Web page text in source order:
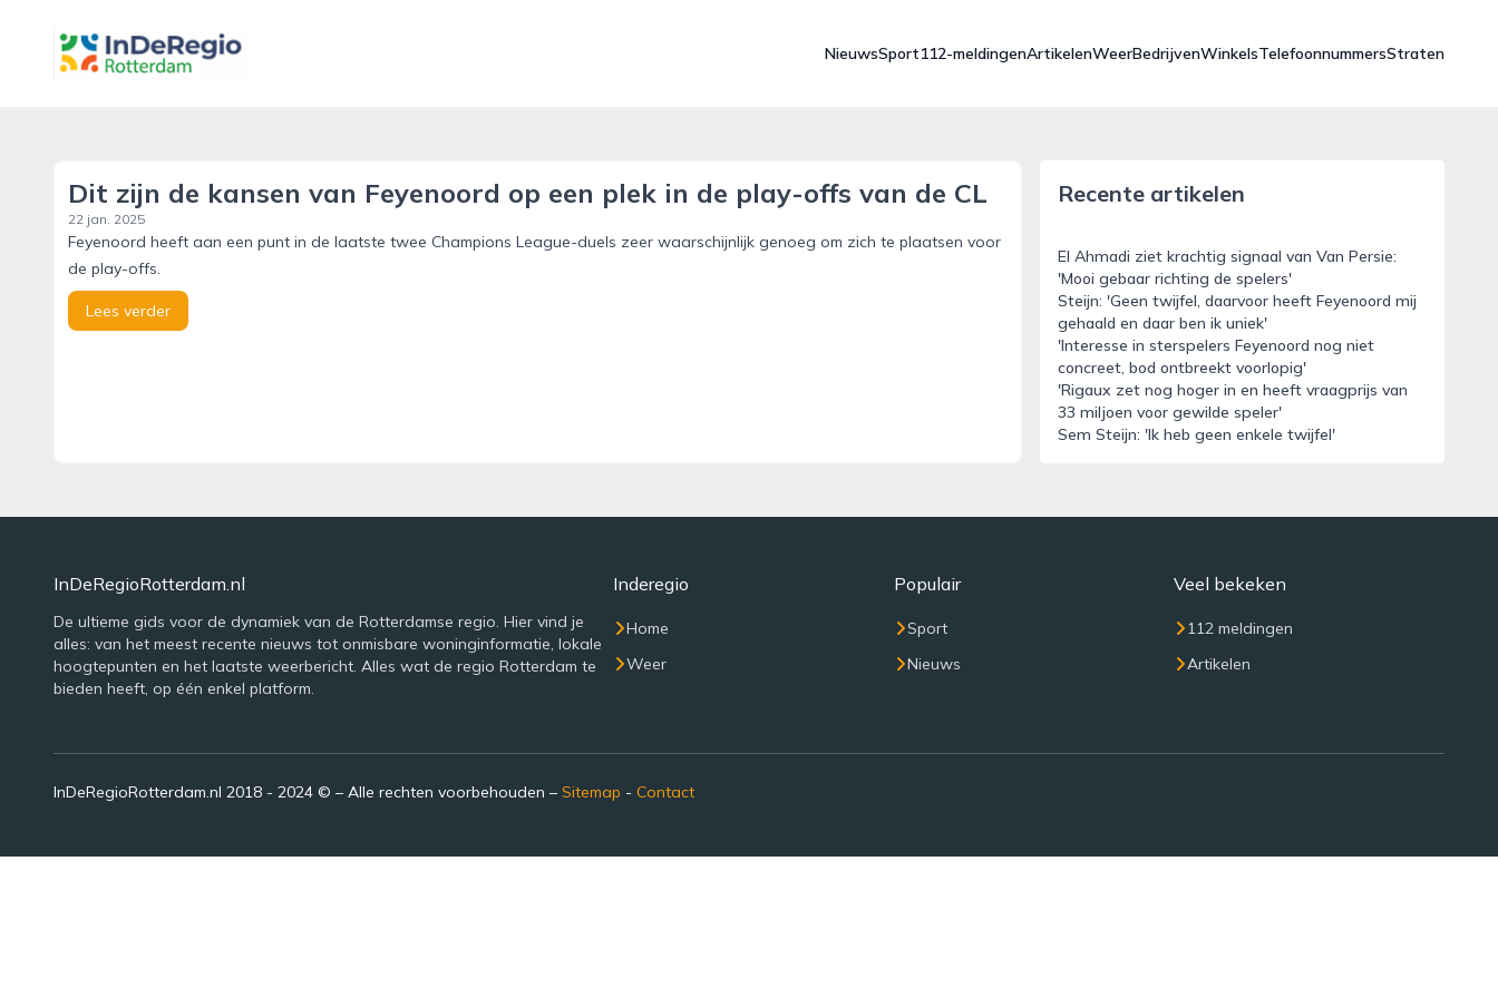
inderegiorotterdam.nl
NieuwsSport112-meldingenArtikelenWeerBedrijvenWinkelsTelefoonnummersStraten
Dit zijn de kansen van Feyenoord op een plek in de play-offs van de CL
22 jan. 2025
Feyenoord heeft aan een punt in de laatste twee Champions League-duels zeer waarschijnlijk genoeg om zich te plaatsen voor
de play-offs.
Lees verder
Recente artikelen
El Ahmadi ziet krachtig signaal van Van Persie:
'Mooi gebaar richting de spelers'
Steijn: 'Geen twijfel, daarvoor heeft Feyenoord mij
gehaald en daar ben ik uniek'
'Interesse in sterspelers Feyenoord nog niet
concreet, bod ontbreekt voorlopig'
'Rigaux zet nog hoger in en heeft vraagprijs van
33 miljoen voor gewilde speler'
Sem Steijn: 'Ik heb geen enkele twijfel'
InDeRegioRotterdam.nl
De ultieme gids voor de dynamiek van de Rotterdamse regio. Hier vind je
alles: van het meest recente nieuws tot onmisbare woninginformatie, lokale
hoogtepunten en het laatste weerbericht. Alles wat de regio Rotterdam te
bieden heeft, op één enkel platform.
Inderegio
Home
Weer
Populair
Sport
Nieuws
Veel bekeken
112 meldingen
Artikelen
InDeRegioRotterdam.nl 2018 - 2024 © – Alle rechten voorbehouden – Sitemap - Contact